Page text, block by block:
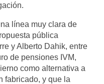
línea muy clara de
pública
y Alberto Dahik, entre
de pensiones IVM,
como alternativa a
fabricado, y que la